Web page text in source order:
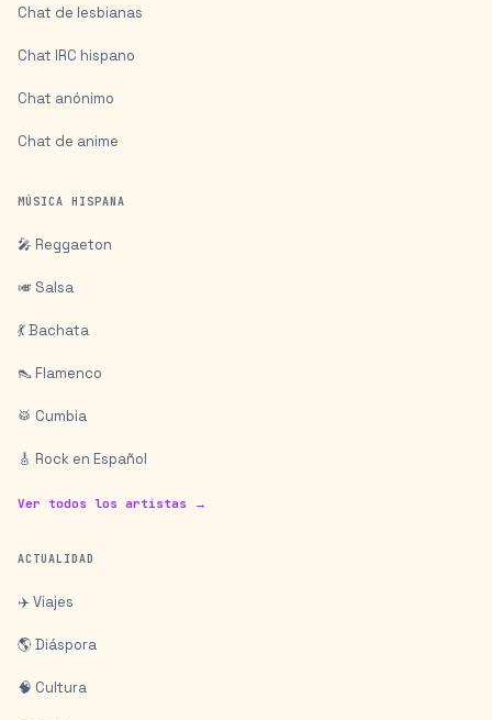
Chat de lesbianas
Chat IRC hispano
Chat anónimo
Chat de anime
MÚSICA HISPANA
🎤 Reggaeton
🎺 Salsa
💃 Bachata
👠 Flamenco
🥁 Cumbia
🎸 Rock en Español
Ver todos los artistas →
ACTUALIDAD
✈️ Viajes
🌎 Diáspora
🧠 Cultura